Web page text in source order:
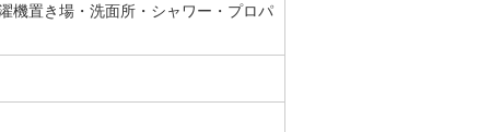
機置き場・洗面所・シャワー・プロパ